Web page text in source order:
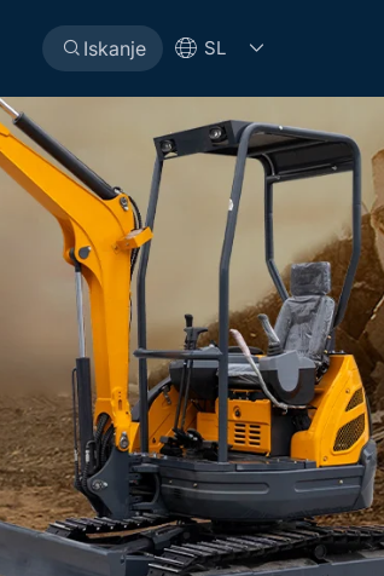
Iskanje SL